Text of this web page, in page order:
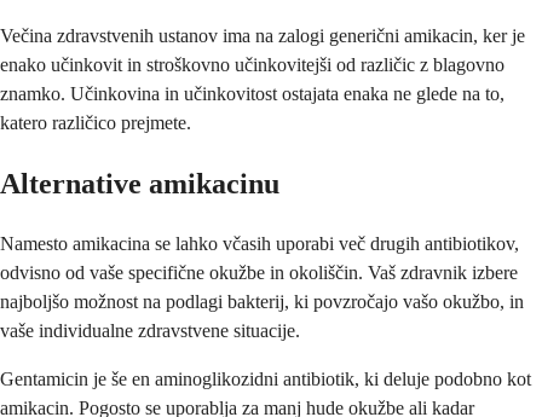
Večina zdravstvenih ustanov ima na zalogi generični amikacin, ker je
enako učinkovit in stroškovno učinkovitejši od različic z blagovno
znamko. Učinkovina in učinkovitost ostajata enaka ne glede na to,
katero različico prejmete.
Alternative amikacinu
Namesto amikacina se lahko včasih uporabi več drugih antibiotikov,
odvisno od vaše specifične okužbe in okoliščin. Vaš zdravnik izbere
najboljšo možnost na podlagi bakterij, ki povzročajo vašo okužbo, in
vaše individualne zdravstvene situacije.
Gentamicin je še en aminoglikozidni antibiotik, ki deluje podobno kot
amikacin. Pogosto se uporablja za manj hude okužbe ali kadar